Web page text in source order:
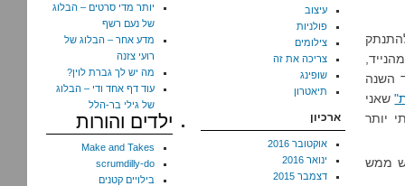
השנה
שאני
יותר
ממש
עיצוב
פולניות
צילומים
צריכה את זה
שופינג
תיאטרון
ארכיון
אוקטובר 2016
ינואר 2016
דצמבר 2015
יותר מדי סרטים – הבלוג
של נעם רשף
מדע אחר – הבלוג של
רועי צזנה
מה יש לך גברת לוין?
עוד דף אחד ודי – הבלוג
של גילי בר-הלל
ילדים והורות
Make and Takes
scrumdilly-do
בילויים קטנים